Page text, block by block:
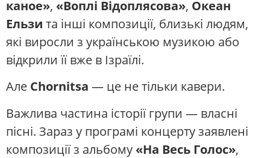
каное», «Воплі Відоплясова», Океан
Ельзи та інші композиції, близькі людям,
які виросли з українською музикою або
відкрили її вже в Ізраїлі.
Але Chornitsa — це не тільки кавери.
Важлива частина історії групи — власні
пісні. Зараз у програмі концерту заявлені
композиції з альбому «На Весь Голос»,